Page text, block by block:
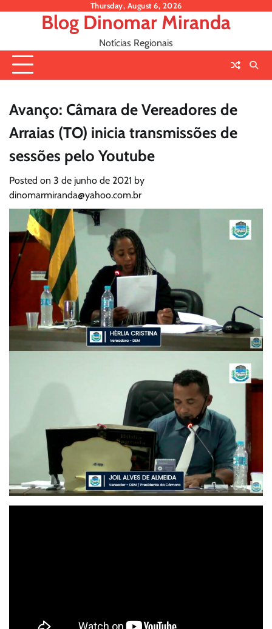
Thursday, August 6, 2026
Blog Dinomar Miranda
Notícias Regionais
Avanço: Câmara de Vereadores de
Arraias (TO) inicia transmissões de
sessões pelo Youtube
Posted on 3 de junho de 2021 by
dinomarmiranda@yahoo.com.br